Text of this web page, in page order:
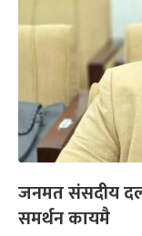
जनमत संसदीय
समर्थन कायमै